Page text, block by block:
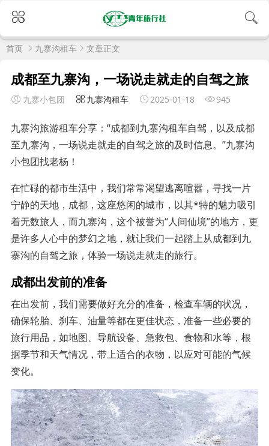
首页 九寨沟租车 文章正文
成都至九寨沟，一场说走就走的自驾之旅
九寨小包团 九寨沟租车 2025-01-18 945
九寨沟旅游租车分享：“成都到九寨沟租车自驾，以及成都
至九寨沟，一场说走就走的自驾之旅的及时信息。”九寨沟
小包团找老杨！
在忙碌的都市生活中，我们常常渴望逃离喧嚣，寻找一片
宁静的天地，成都，这座悠闲的城市，以其*特的魅力吸引
着无数旅人，而九寨沟，这个被誉为“人间仙境”的地方，更
是许多人心中的梦幻之地，就让我们一起踏上从成都到九
寨沟的自驾之旅，体验一场说走就走的旅行。
成都出发前的准备
在出发前，我们需要做好充分的准备，检查车辆的状况，
确保轮胎、刹车、油量等都在更佳状态，准备一些必要的
旅行用品，如地图、导航设备、急救包、食物和水等，根
据季节和天气情况，带上适合的衣物，以应对可能的气候
变化。